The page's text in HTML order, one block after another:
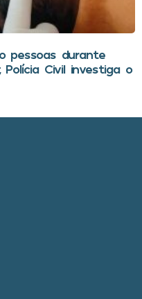
pessoas durante
Civil investiga o